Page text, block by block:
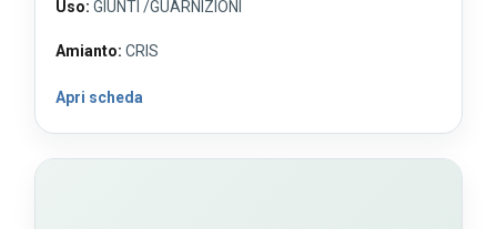
Uso: GIUNTI /GUARNIZIONI
Amianto: CRIS
Apri scheda